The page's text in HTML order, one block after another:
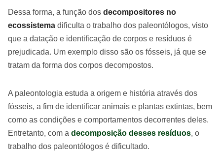
Dessa forma, a função dos decompositores no
ecossistema dificulta o trabalho dos paleontólogos, visto
que a datação e identificação de corpos e resíduos é
prejudicada. Um exemplo disso são os fósseis, já que se
tratam da forma dos corpos decompostos.
A paleontologia estuda a origem e história através dos
fósseis, a fim de identificar animais e plantas extintas, bem
como as condições e comportamentos decorrentes deles.
Entretanto, com a decomposição desses resíduos, o
trabalho dos paleontólogos é dificultado.